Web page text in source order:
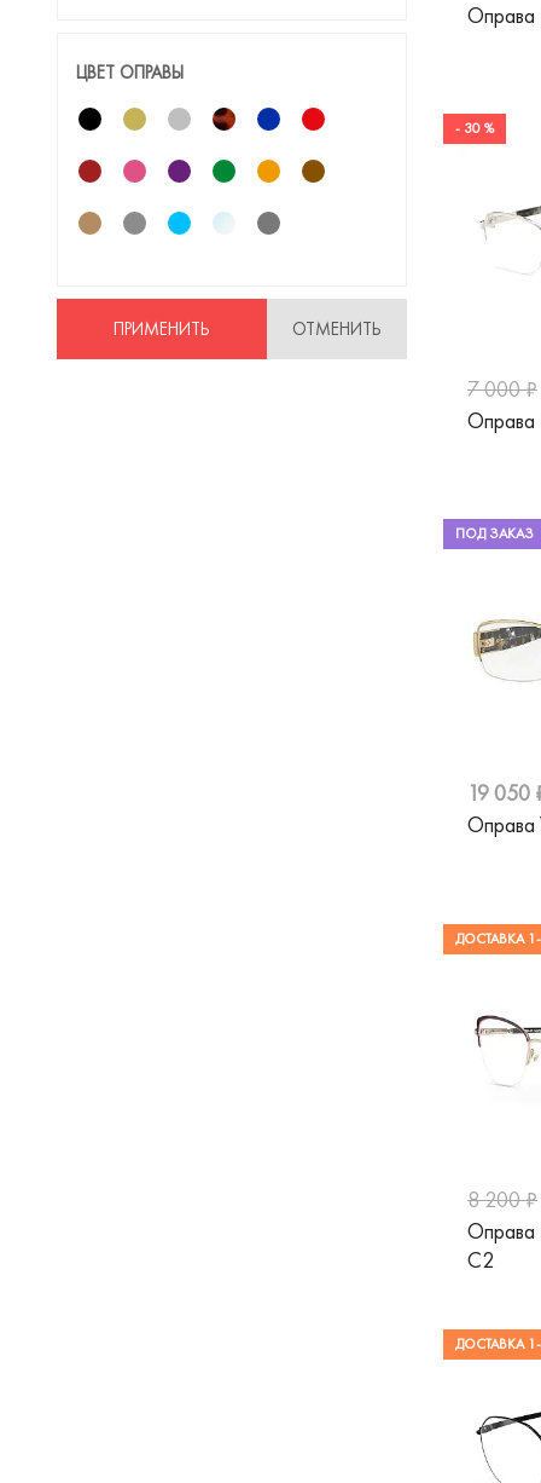
ЦВЕТ ОПРАВЫ
ПРИМЕНИТЬ ОТМЕНИТЬ
- 30 %
7 000 ₽
ПОД ЗАКАЗ
19 050
Оправа
ДОСТАВКА
8 200 ₽
Оправа
C2
ДОСТАВКА